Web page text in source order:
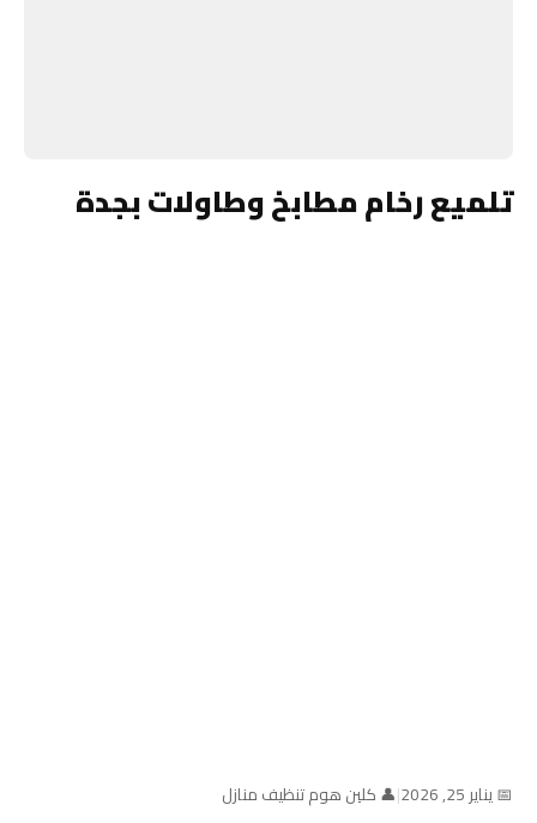
تلميع رخام مطابخ وطاولات بجدة
📅 يناير 25, 2026 |👤 كلين هوم تنظيف منازل